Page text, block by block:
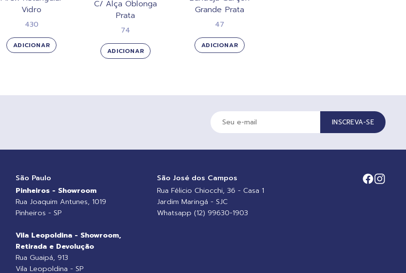
Vidro
430
ADICIONAR
C/ Alça Oblonga
Prata
74
ADICIONAR
Grande Prata
47
ADICIONAR
INSCREVA-SE
São Paulo
Pinheiros - Showroom
Rua Joaquim Antunes, 1019
Pinheiros - SP
Vila Leopoldina - Showroom,
Retirada e Devolução
Rua Guaipá, 913
Vila Leopoldina - SP
São José dos Campos
Rua Félicio Chiocchi, 36 - Casa 1
Jardim Maringá - SJC
Whatsapp (12) 99630-1903